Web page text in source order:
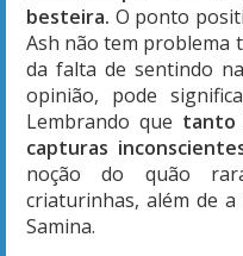
besteira. O ponto
Ash não tem problema
da falta de sentindo
opinião, pode
Lembrando que tanto
capturas
noção do quão
criaturinhas, além de
Samina.